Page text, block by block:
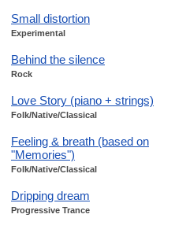
Small distortion
Experimental
Behind the silence
Rock
Love Story (piano + strings)
Folk/Native/Classical
Feeling & breath (based on
"Memories")
Folk/Native/Classical
Dripping dream
Progressive Trance